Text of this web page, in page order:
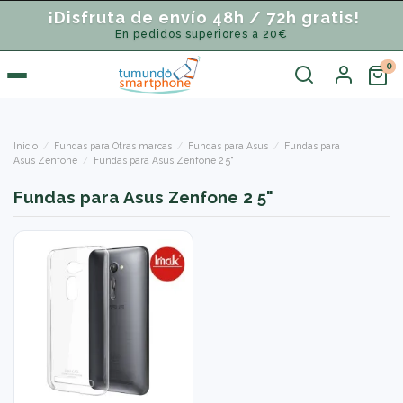
¡Disfruta de envío 48h / 72h gratis!
En pedidos superiores a 20€
Inicio Fundas para Otras marcas Fundas para Asus
Fundas para
Asus Zenfone
Fundas para Asus Zenfone 2 5"
Fundas para Asus Zenfone 2 5"